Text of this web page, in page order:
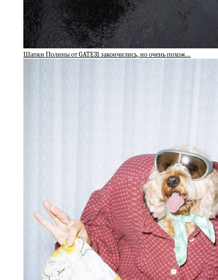
Шапки Полины от GATE31 закончились, но очень похож…